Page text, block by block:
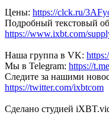
Цены: https://clck.ru/
Подробный текстовый
https://www.ixbt.com/
Наша группа в VK:
Мы в Telegram: https://
Следите за нашими
https://twitter.com/ixbtcom
Сделано студией